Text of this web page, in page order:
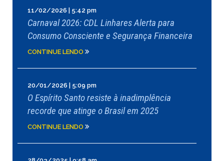
11/02/2026 | 5:42 pm
Carnaval 2026: CDL Linhares Alerta para
Consumo Consciente e Segurança Financeira
CONTINUE LENDO
20/01/2026 | 5:09 pm
O Espírito Santo resiste à inadimplência
recorde que atinge o Brasil em 2025
CONTINUE LENDO